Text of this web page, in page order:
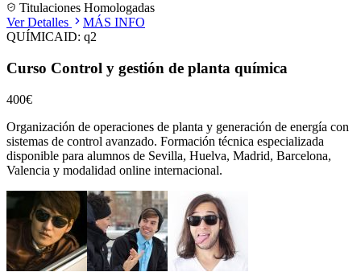
Titulaciones Homologadas
Ver Detalles
MÁS INFO
QUÍMICAID: q2
Curso Control y gestión de planta química
400€
Organización de operaciones de planta y generación de energía con
sistemas de control avanzado. Formación técnica especializada
disponible para alumnos de Sevilla, Huelva, Madrid, Barcelona,
Valencia y modalidad online internacional.